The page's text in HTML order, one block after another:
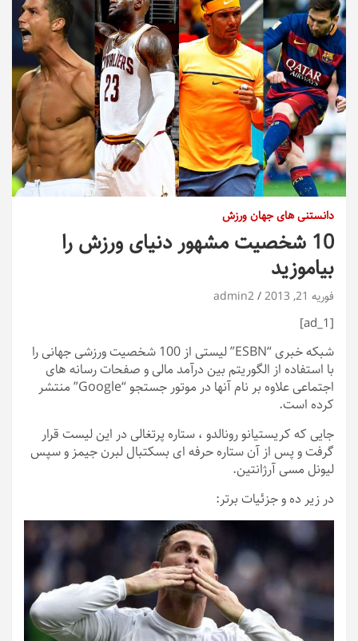
دانستنی های جهان ورزش
10 شخصیت مشهور دنیای ورزش را
بیاموزید
فوریه 21, 2013 admin2
[ad_1]
شبکه خبری “ESBN” لیستی از 100 شخصیت ورزشی جهانی را
با استفاده از الگوریتم بین درآمد مالی و صفحات رسانه های
اجتماعی علاوه بر نام آنها در موتور جستجو “Google” منتشر
کرده است.
جایی که کریستیانو رونالدو ، ستاره پرتغالی در این لیست قرار
گرفت و پس از آن ستاره حرفه ای بسکتبال لبرن جیمز و سپس
لیونل مسی آرژانتین.
در زیر ده و جزئیات برتر: